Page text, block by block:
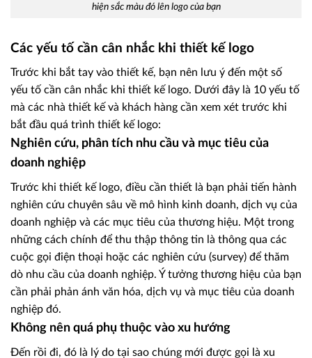
hiện sắc màu đó lên logo của bạn
Các yếu tố cần cân nhắc khi thiết kế logo
Trước khi bắt tay vào thiết kế, bạn nên lưu ý đến một số
yếu tố cần cân nhắc khi thiết kế logo. Dưới đây là 10 yếu tố
mà các nhà thiết kế và khách hàng cần xem xét trước khi
bắt đầu quá trình thiết kế logo:
Nghiên cứu, phân tích nhu cầu và mục tiêu của
doanh nghiệp
Trước khi thiết kế logo, điều cần thiết là bạn phải tiến hành
nghiên cứu chuyên sâu về mô hình kinh doanh, dịch vụ của
doanh nghiệp và các mục tiêu của thương hiệu. Một trong
những cách chính để thu thập thông tin là thông qua các
cuộc gọi điện thoại hoặc các nghiên cứu (survey) để thăm
dò nhu cầu của doanh nghiệp. Ý tưởng thương hiệu của bạn
cần phải phản ánh văn hóa, dịch vụ và mục tiêu của doanh
nghiệp đó.
Không nên quá phụ thuộc vào xu hướng
Đến rồi đi, đó là lý do tại sao chúng mới được gọi là xu